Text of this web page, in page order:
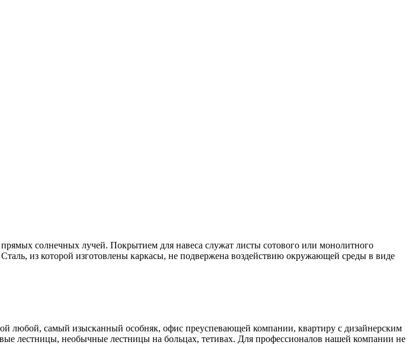
солнечных лучей. Покрытием для навеса служат листы сотового или монолитного
из которой изготовлены каркасы, не подвержена воздействию окружающей среды в виде
любой, самый изысканный особняк, офис преуспевающей компании, квартиру с дизайнерским
лестницы, необычные лестницы на больцах, тетивах. Для профессионалов нашей компании не